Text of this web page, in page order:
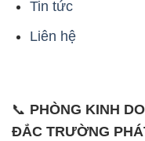
Tin tức
Liên hệ
📞 PHÒNG KINH
ĐẮC TRƯỜNG